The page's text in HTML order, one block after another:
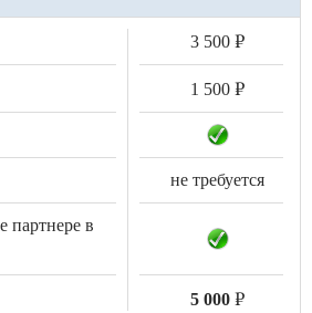
3 500 .
1 500 .
не требуется
5 000 .